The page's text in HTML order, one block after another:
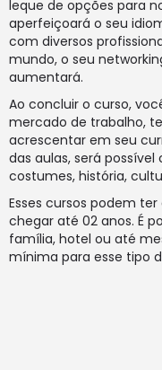
leque de opções para
aperfeiçoará o seu
com diversos
mundo, o seu
aumentará.
Ao concluir o curso,
mercado de trabalho,
acrescentar em seu
das aulas, será
costumes, história,
Esses cursos podem
chegar até 02 anos. É
família, hotel ou até
mínima para esse tipo